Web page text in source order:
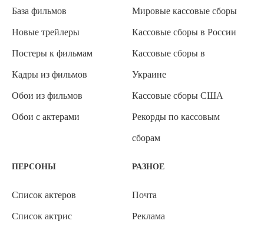
База фильмов
Новые трейлеры
Постеры к фильмам
Кадры из фильмов
Обои из фильмов
Обои с актерами
Мировые кассовые сборы
Кассовые сборы в России
Кассовые сборы в
Украине
Кассовые сборы США
Рекорды по кассовым
сборам
ПЕРСОНЫ
Список актеров
Список актрис
РАЗНОЕ
Почта
Реклама